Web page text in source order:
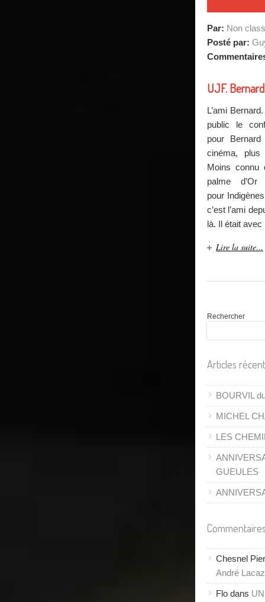
Par: Non
Posté par:
UJF.
L’ami
public le
pour
cinéma,
Moins connu
palme
pour
c’est l’ami
là. Il était avec
Lire la suite…
Rechercher
Articles
BOURVIL
MICHEL
LES
GUEULES
Chesnel
André
Flo dans